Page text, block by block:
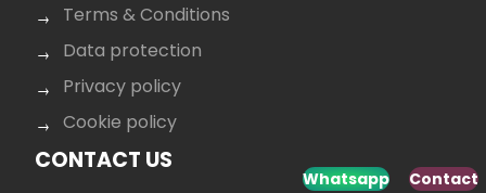
Whatsapp Contact
Terms & Conditions
Data protection
Privacy policy
Cookie policy
CONTACT US